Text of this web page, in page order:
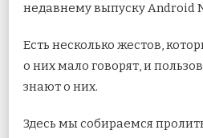
недавнему выпуску Android
Есть несколько жестов,
о них мало говорят, и
знают о них.
Здесь мы собираемся